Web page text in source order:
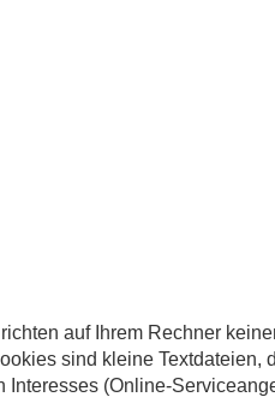
auf Ihrem Rechner
sind kleine
(Online-